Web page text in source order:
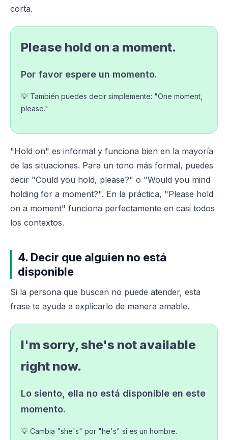
corta.
Please hold on a moment.
Por favor espere un momento.
💡 También puedes decir simplemente: "One moment,
please."
"Hold on" es informal y funciona bien en la mayoría
de las situaciones. Para un tono más formal, puedes
decir "Could you hold, please?" o "Would you mind
holding for a moment?". En la práctica, "Please hold
on a moment" funciona perfectamente en casi todos
los contextos.
4. Decir que alguien no está
disponible
Si la persona que buscan no puede atender, esta
frase te ayuda a explicarlo de manera amable.
I'm sorry, she's not available
right now.
Lo siento, ella no está disponible en este
momento.
💡 Cambia "she's" por "he's" si es un hombre.